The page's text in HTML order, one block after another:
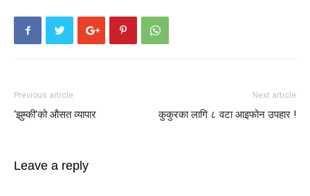
Previous article
‘झुम्की’को औसत व्यापार
Next article
कुकुरका लागि ८ वटा आइफोन उपहार !
Leave a reply